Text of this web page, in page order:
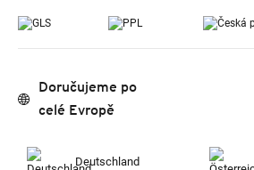
Doručujeme po
celé Evropě
Deutschland